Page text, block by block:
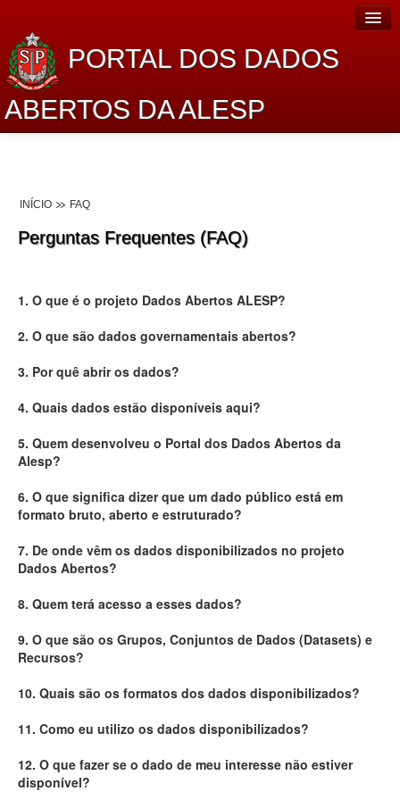
PORTAL DOS DADOS
ABERTOS DA ALESP
Lei de Acesso à Informação
Administração
Legislação
Perguntas frequentes
Contato
INÍCIO FAQ
Perguntas Frequentes (FAQ)
1. O que é o projeto Dados Abertos ALESP?
2. O que são dados governamentais abertos?
3. Por quê abrir os dados?
4. Quais dados estão disponíveis aqui?
5. Quem desenvolveu o Portal dos Dados Abertos da
Alesp?
6. O que significa dizer que um dado público está em
formato bruto, aberto e estruturado?
7. De onde vêm os dados disponibilizados no projeto
Dados Abertos?
8. Quem terá acesso a esses dados?
9. O que são os Grupos, Conjuntos de Dados (Datasets) e
Recursos?
10. Quais são os formatos dos dados disponibilizados?
11. Como eu utilizo os dados disponibilizados?
12. O que fazer se o dado de meu interesse não estiver
disponível?